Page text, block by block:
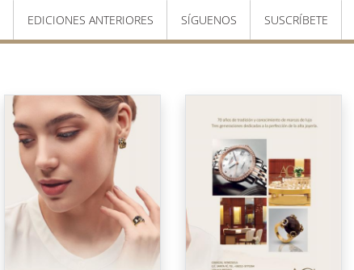
EDICIONES ANTERIORES SÍGUENOS SUSCRÍBETE